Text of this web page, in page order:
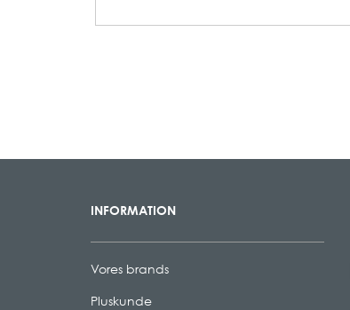
INFORMATION
Vores brands
Pluskunde